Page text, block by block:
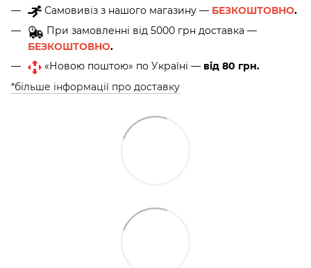
Самовивіз з нашого магазину — БЕЗКОШТОВНО.
При замовленні від 5000 грн доставка —
БЕЗКОШТОВНО.
«Новою поштою» по Україні — від 80 грн.
*більше інформації про доставку